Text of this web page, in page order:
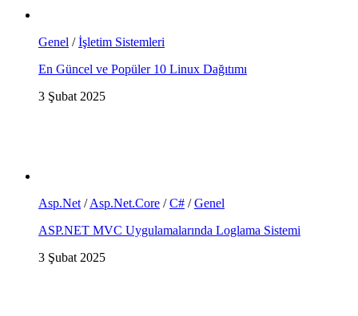
Genel /İşletim Sistemleri
En Güncel ve Popüler 10 Linux Dağıtımı
3 Şubat 2025
Asp.Net /Asp.Net.Core /C# /Genel
ASP.NET MVC Uygulamalarında Loglama Sistemi
3 Şubat 2025